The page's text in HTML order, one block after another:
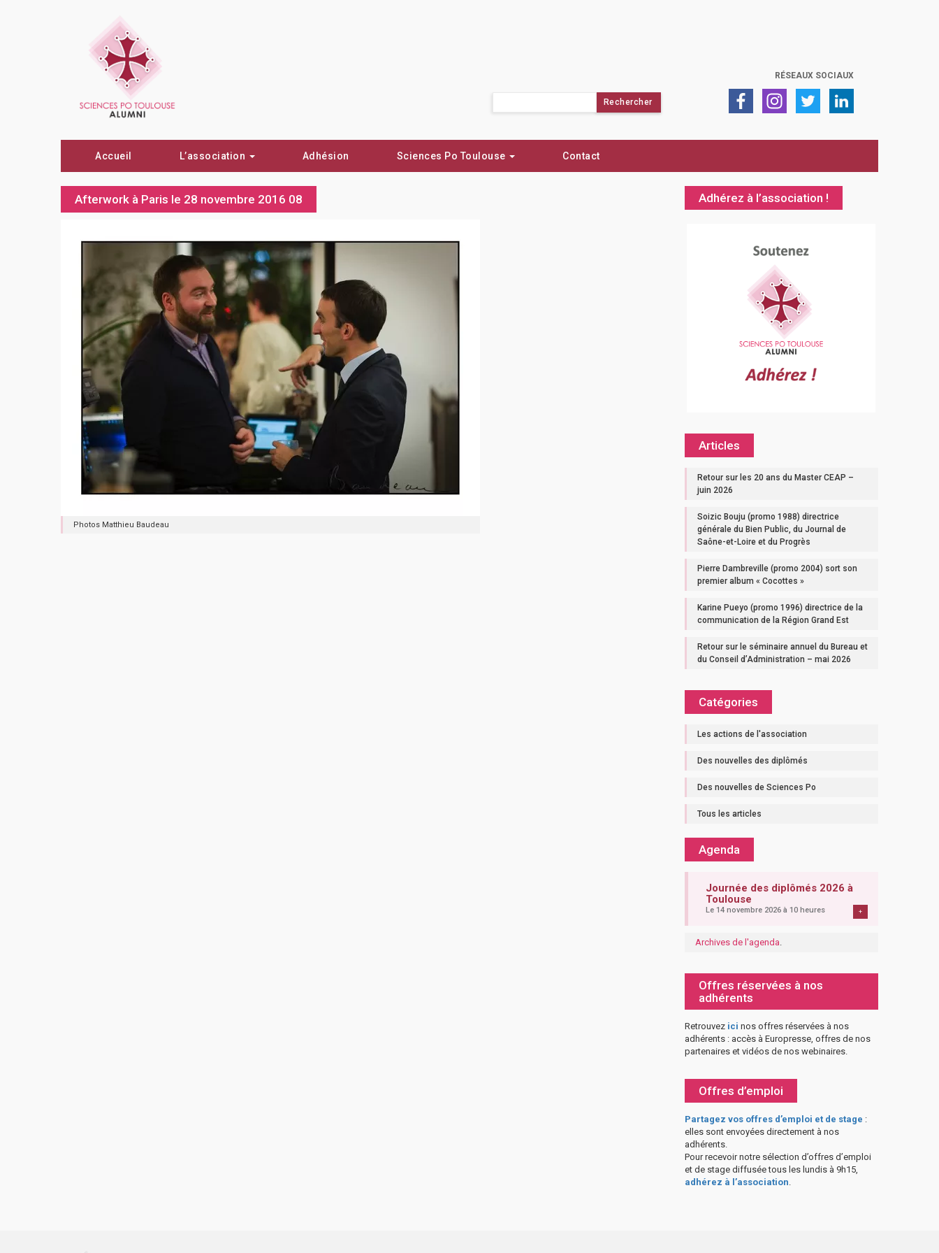
RÉSEAUX SOCIAUX
Accueil L’association Adhésion Sciences Po Toulouse Contact
Afterwork à Paris le 28 novembre 2016 08
Photos Matthieu Baudeau
Adhérez à l’association !
Articles
Retour sur les 20 ans du Master CEAP –
juin 2026
Soizic Bouju (promo 1988) directrice
générale du Bien Public, du Journal de
Saône-et-Loire et du Progrès
Pierre Dambreville (promo 2004) sort son
premier album « Cocottes »
Karine Pueyo (promo 1996) directrice de la
communication de la Région Grand Est
Retour sur le séminaire annuel du Bureau et
du Conseil d’Administration – mai 2026
Catégories
Les actions de l'association
Des nouvelles des diplômés
Des nouvelles de Sciences Po
Tous les articles
Agenda
Journée des diplômés 2026 à
Toulouse
Le 14 novembre 2026 à 10 heures +
Archives de l'agenda.
Offres réservées à nos
adhérents
Retrouvez ici nos offres réservées à nos
adhérents : accès à Europresse, offres de nos
partenaires et vidéos de nos webinaires.
Offres d’emploi
Partagez vos offres d’emploi et de stage :
elles sont envoyées directement à nos
adhérents.
Pour recevoir notre sélection d’offres d’emploi
et de stage diffusée tous les lundis à 9h15,
adhérez à l’association.